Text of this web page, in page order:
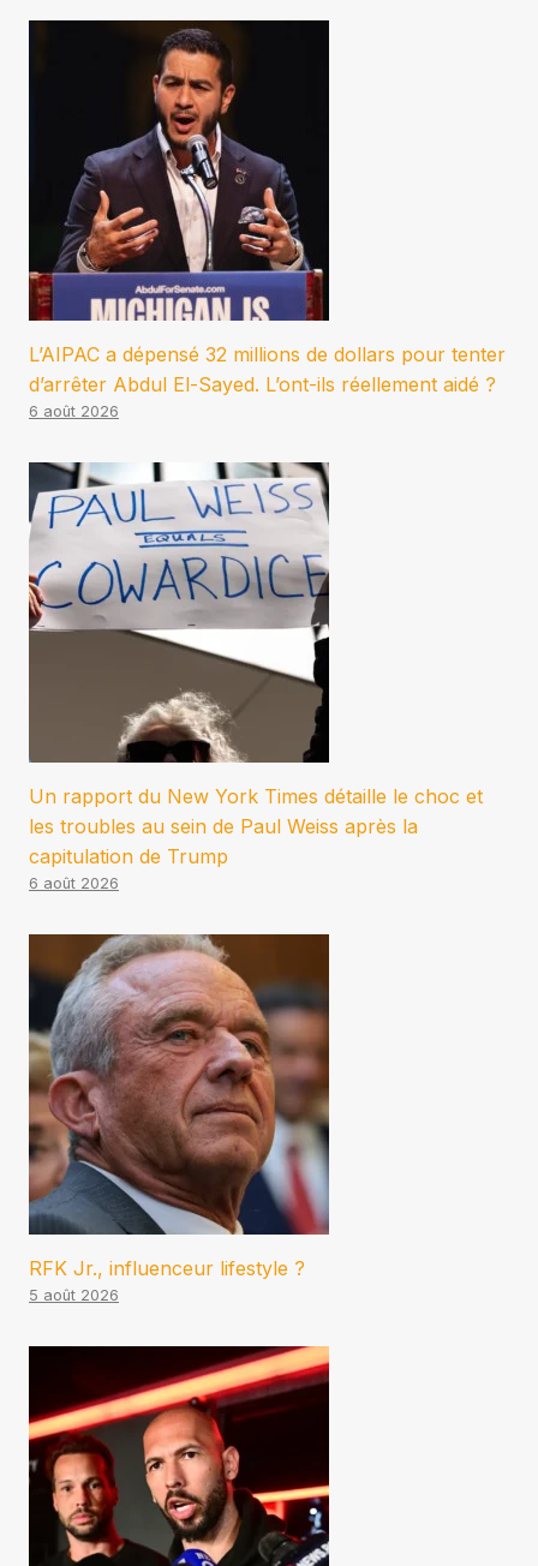
L’AIPAC a dépensé 32 millions de dollars pour tenter
d’arrêter Abdul El-Sayed. L’ont-ils réellement aidé ?
6 août 2026
Un rapport du New York Times détaille le choc et
les troubles au sein de Paul Weiss après la
capitulation de Trump
6 août 2026
RFK Jr., influenceur lifestyle ?
5 août 2026